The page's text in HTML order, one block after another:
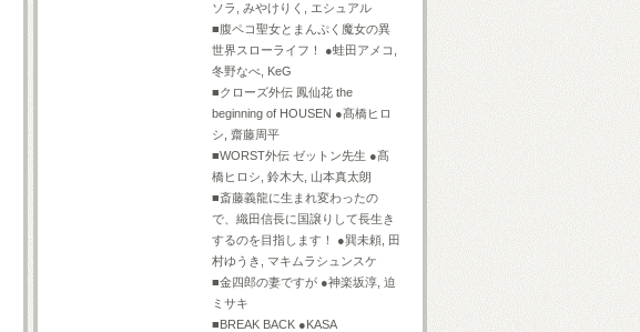
ソラ, みやけりく, エシュアル
■腹ペコ聖女とまんぷく魔女の異
世界スローライフ！ ●蛙田アメコ,
冬野なべ, KeG
■クローズ外伝 鳳仙花 the
beginning of HOUSEN ●髙橋ヒロ
シ, 齋藤周平
■WORST外伝 ゼットン先生 ●髙
橋ヒロシ, 鈴木大, 山本真太朗
■斎藤義龍に生まれ変わったの
で、織田信長に国譲りして長生き
するのを目指します！ ●巽未頼, 田
村ゆうき, マキムラシュンスケ
■金四郎の妻ですが ●神楽坂淳, 迫
ミサキ
■BREAK BACK ●KASA